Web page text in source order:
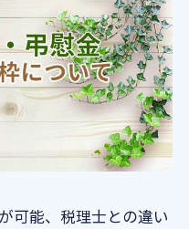
可能、税理士との違い